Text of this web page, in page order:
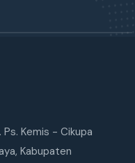
Kemis - Cikupa
Kabupaten